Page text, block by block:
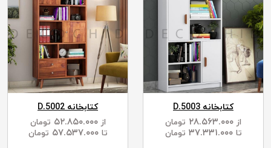
کتابخانه D.5003
از
تومان
تا ۳۷.۳۳۱.۰۰۰ تومان
کتابخانه D.5002
از ۵۲.۸۵۰.۰۰۰
تومان
تا ۵۷.۵۳۷.۰۰۰ تومان